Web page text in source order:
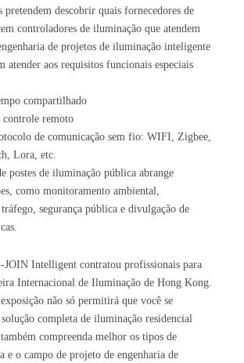
pretendem descobrir quais fornecedores de
controladores de iluminação que atendem
de projetos de iluminação inteligente
atender aos requisitos funcionais especiais
compartilhado
remoto
de comunicação sem fio: WIFI, Zigbee,
Lora, etc.
postes de iluminação pública abrange
como monitoramento ambiental,
segurança pública e divulgação de
JOIN Intelligent contratou profissionais para
Internacional de Iluminação de Hong Kong.
não só permitirá que você se
completa de iluminação residencial
compreenda melhor os tipos de
e o campo de projeto de engenharia de